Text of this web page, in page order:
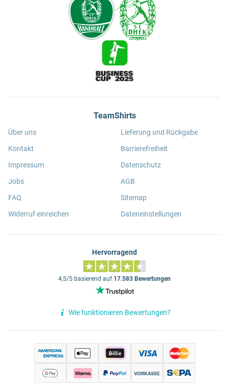
TeamShirts
Über uns
Kontakt
Impressum
Jobs
FAQ
Widerruf einreichen
Lieferung und Rückgabe
Barrierefreiheit
Datenschutz
AGB
Sitemap
Dateneinstellungen
Hervorragend
4,5/5 basierend auf 17.583 Bewertungen
Wie funktionieren Bewertungen?